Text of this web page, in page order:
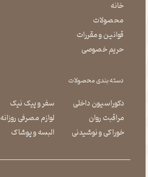
دسته بندی محصولات
خانه
محصولات
قوانین و مقررات
حریم خصوصی
دکوراسیون داخلی
مراقبت روان
​​​​​​​خوراکی و نوشیدنی
سفر و پیک نیک
لوازم مصرفی روزانه
​​​​​​​البسه و پوشاک